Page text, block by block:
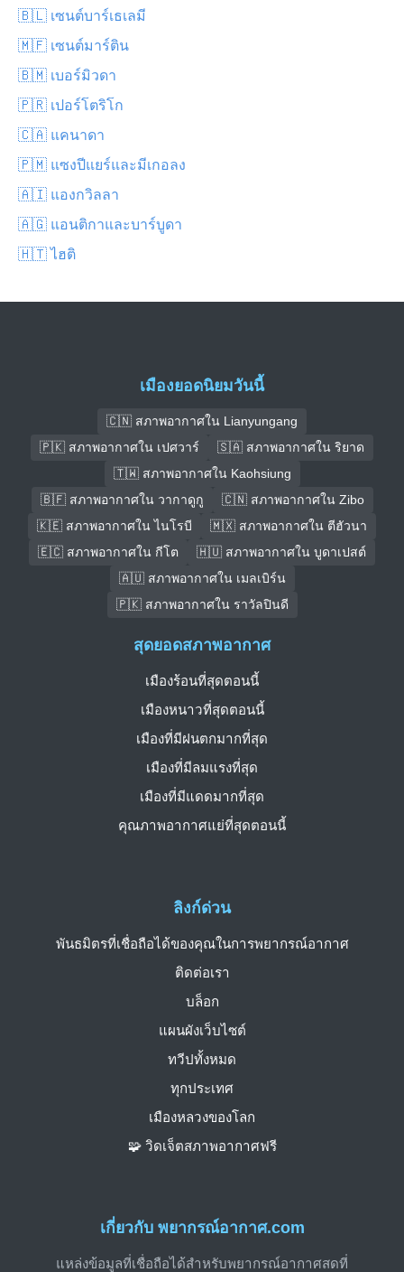
🇧🇱 เซนต์บาร์เธเลมี
🇲🇫 เซนต์มาร์ติน
🇧🇲 เบอร์มิวดา
🇵🇷 เปอร์โตริโก
🇨🇦 แคนาดา
🇵🇲 แซงปีแยร์และมีเกอลง
🇦🇮 แองกวิลลา
🇦🇬 แอนติกาและบาร์บูดา
🇭🇹 ไฮติ
เมืองยอดนิยมวันนี้
🇨🇳 สภาพอากาศใน Lianyungang
🇵🇰 สภาพอากาศใน เปศวาร์
🇸🇦 สภาพอากาศใน ริยาด
🇹🇼 สภาพอากาศใน Kaohsiung
🇧🇫 สภาพอากาศใน วากาดูกู
🇨🇳 สภาพอากาศใน Zibo
🇰🇪 สภาพอากาศใน ไนโรบี
🇲🇽 สภาพอากาศใน ตีฮัวนา
🇪🇨 สภาพอากาศใน กีโต
🇭🇺 สภาพอากาศใน บูดาเปสต์
🇦🇺 สภาพอากาศใน เมลเบิร์น
🇵🇰 สภาพอากาศใน ราวัลปินดี
เกี่ยวกับ พยากรณ์อากาศ.com
แหล่งข้อมูลที่เชื่อถือได้สำหรับพยากรณ์อากาศสดที่
ลิงก์ด่วน
พันธมิตรที่เชื่อถือได้ของคุณในการพยากรณ์อากาศ
ติดต่อเรา
บล็อก
แผนผังเว็บไซต์
ทวีปทั้งหมด
ทุกประเทศ
เมืองหลวงของโลก
🧩 วิดเจ็ตสภาพอากาศฟรี
สุดยอดสภาพอากาศ
เมืองร้อนที่สุดตอนนี้
เมืองหนาวที่สุดตอนนี้
เมืองที่มีฝนตกมากที่สุด
เมืองที่มีลมแรงที่สุด
เมืองที่มีแดดมากที่สุด
คุณภาพอากาศแย่ที่สุดตอนนี้